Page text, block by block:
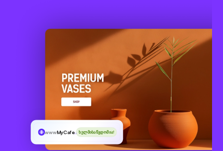
wwwMyCafe.mgხელმისაწვდომია!